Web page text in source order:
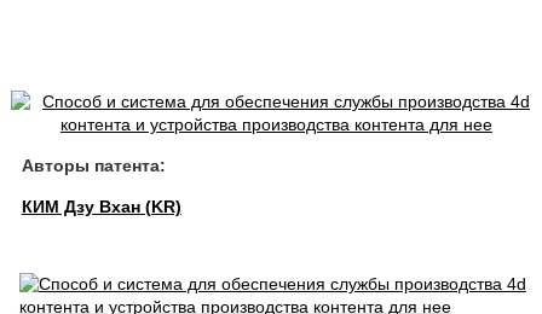
Авторы патента:
КИМ Дзу Вхан (KR)